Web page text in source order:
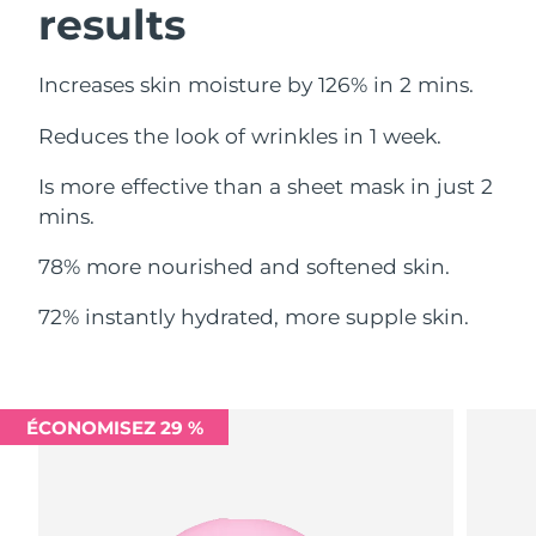
results
Increases skin moisture by 126% in 2 mins.
Reduces the look of wrinkles in 1 week.
Is more effective than a sheet mask in just 2
mins.
78% more nourished and softened skin.
72% instantly hydrated, more supple skin.
ÉCONOMISEZ 29 %
Porto Rico
Qatar Livraison estimée 8/10/26
La Réunion Livraison estimée 8/14/26
Russie